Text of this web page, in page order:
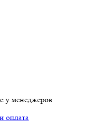
у менеджеров
оплата